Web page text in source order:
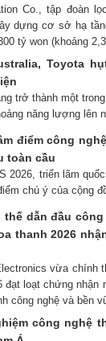
Co., tập đoàn
dựng cơ sở hạ
tỷ won (khoảng
Toyota
trở thành một
năng lượng lên
điểm công
toàn cầu
2026, triển lãm
chú ý của cộng
dẫn đầu
thanh 2026
vừa chính
đạt loạt chứng
công nghệ và bền
công nghệ